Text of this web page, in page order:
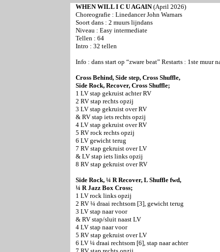
WHEN WILL I C U AGAIN(April 2026)
Choreografie : Linedancer John Warnars
Soort dans : 2 muurs lijndans
Niveau : Easy intermediate
Tellen : 64
Intro : 32 tellen
Info : dans start op “zware beat” Restarts : 1ste muur
Cross Behind, Side step, Cross Shuffle,
Side Rock, Recover, Cross Shuffle;
1 LV stap gekruist achter RV
2 RV stap rechts opzij
3 LV stap gekruist over RV
& RV stap iets rechts opzij
4 LV stap gekruist over RV
5 RV rock rechts opzij
6 LV gewicht terug
7 RV stap gekruist over LV
& LV stap iets links opzij
8 RV stap gekruist over RV
Side Rock, ¼ R Recover, L Shuffle fwd,
¼ R Jazz Box Cross;
1 LV rock links opzij
2 RV ¼ draai rechtsom [3], gewicht terug
3 LV stap naar voor
& RV stap/sluit naast LV
4 LV stap naar voor
5 RV stap gekruist over LV
6 LV ¼ draai rechtsom [6], stap naar achter